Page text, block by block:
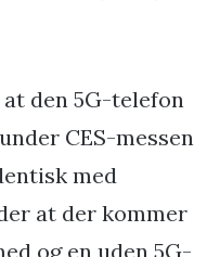
den 5G-telefon
CES-messen
med
at der kommer
og en uden 5G-